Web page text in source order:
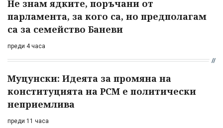
Не знам ядките, поръчани от
парламента, за кого са, но предполагам
са за семейство Баневи
преди 4 часа
Муцунски: Идеята за промяна на
конституцията на РСМ е политически
неприемлива
преди 11 часа